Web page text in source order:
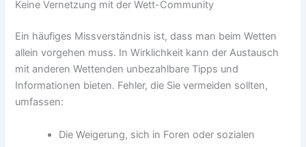
Keine Vernetzung mit der Wett-Community
Ein häufiges Missverständnis ist, dass man beim Wetten
allein vorgehen muss. In Wirklichkeit kann der Austausch
mit anderen Wettenden unbezahlbare Tipps und
Informationen bieten. Fehler, die Sie vermeiden sollten,
umfassen:
Die Weigerung, sich in Foren oder sozialen